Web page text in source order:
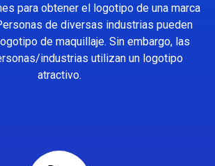
para obtener el logotipo de una marca
de diversas industrias pueden
de maquillaje. Sin embargo, las
industrias utilizan un logotipo
atractivo.